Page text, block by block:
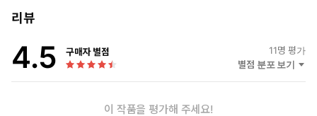
리뷰
4.5 구매자 별점 11명 평가
별점 분포 보기
이 작품을 평가해 주세요!